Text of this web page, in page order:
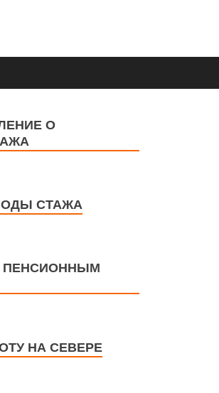
О
СТАЖА
ПЕНСИОННЫМ
НА СЕВЕРЕ